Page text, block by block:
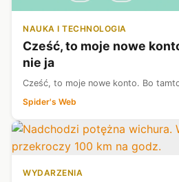
NAUKA I TECHNOLOGIA
Cześć, to moje nowe
nie ja
Cześć, to moje nowe konto. Bo
Spider's Web
WYDARZENIA